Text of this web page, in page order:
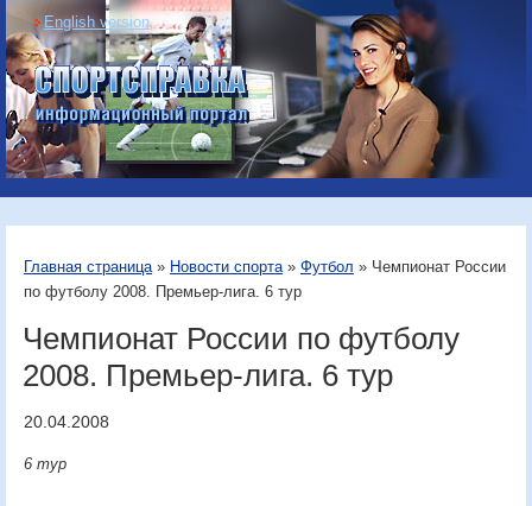
English version
Информационный
портал «Спортсправка»
Главная страница» Новости спорта» Футбол » Чемпионат России
по футболу 2008. Премьер-лига. 6 тур
Чемпионат России по футболу
2008. Премьер-лига. 6 тур
20.04.2008
6 тур